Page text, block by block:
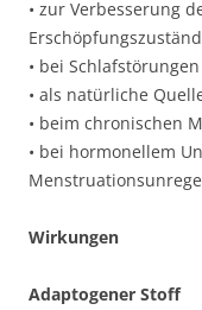
• zur Verbesserung
• bei Schlafstörungen
• als natürliche
• beim chronischen
• bei hormonellem
Wirkungen
Adaptogener Stoff